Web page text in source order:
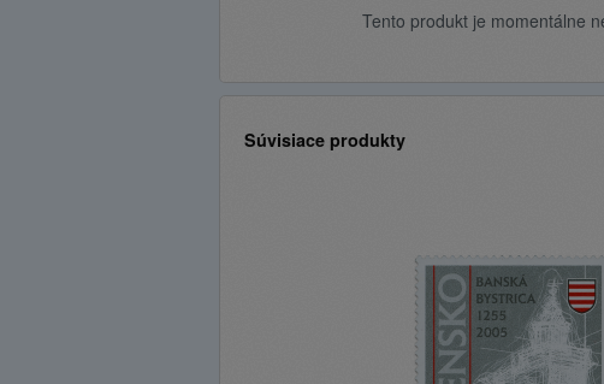
Tento produkt je momentálne
Súvisiace produkty